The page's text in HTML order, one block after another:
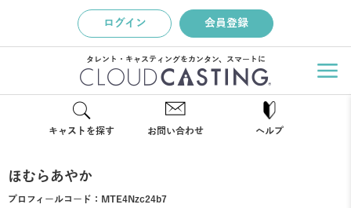
ログイン 会員登録
タレント・キャスティングをカンタン、スマートに
キャストを探す お問い合わせ ヘルプ
ほむらあやか
プロフィールコード： MTE4Nzc24b7